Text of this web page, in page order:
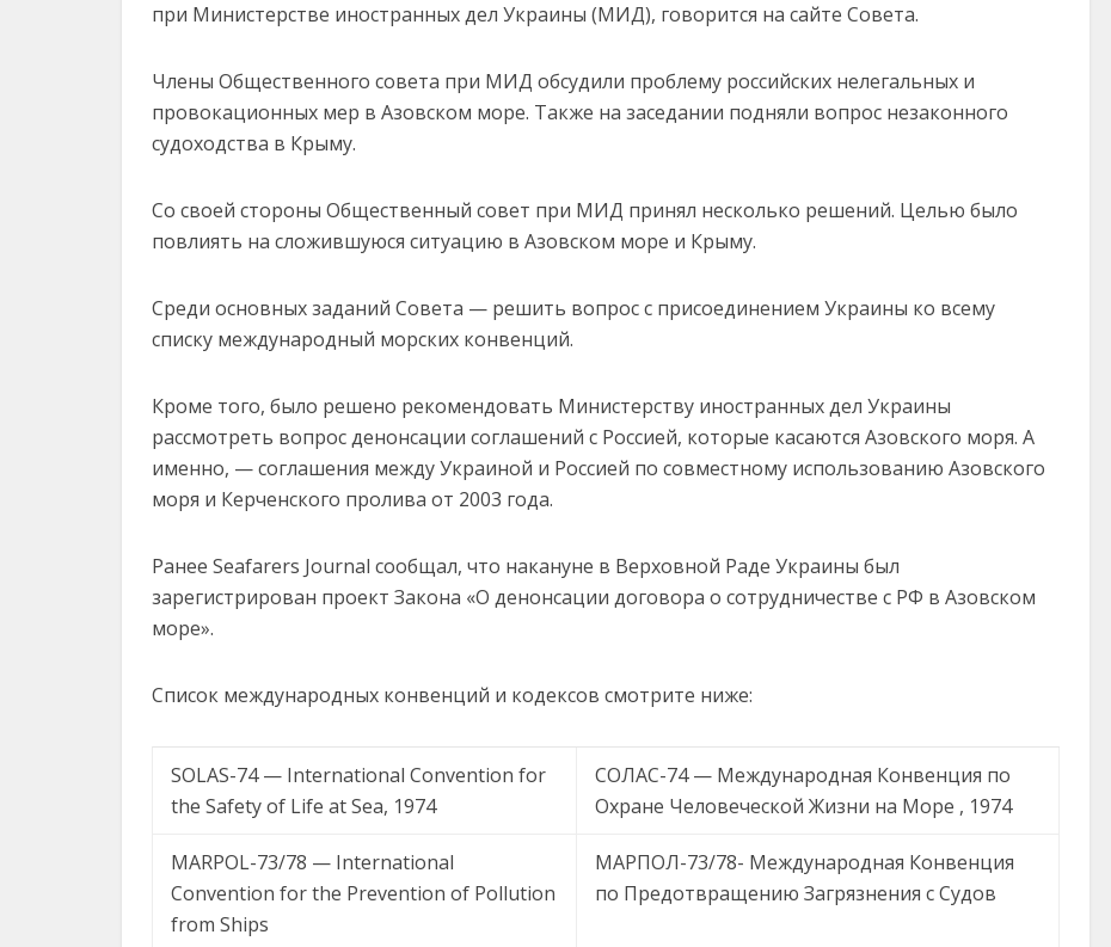
при Министерстве иностранных дел Украины (МИД), говорится на сайте Совета.
Члены Общественного совета при МИД обсудили проблему российских нелегальных и
провокационных мер в Азовском море. Также на заседании подняли вопрос незаконного
судоходства в Крыму.
Со своей стороны Общественный совет при МИД принял несколько решений. Целью было
повлиять на сложившуюся ситуацию в Азовском море и Крыму.
Среди основных заданий Совета — решить вопрос с присоединением Украины ко всему
списку международный морских конвенций.
Кроме того, было решено рекомендовать Министерству иностранных дел Украины
рассмотреть вопрос денонсации соглашений с Россией, которые касаются Азовского моря. А
именно, — соглашения между Украиной и Россией по совместному использованию Азовского
моря и Керченского пролива от 2003 года.
Ранее Seafarers Journal сообщал, что накануне в Верховной Раде Украины был
зарегистрирован проект Закона «О денонсации договора о сотрудничестве с РФ в Азовском
море».
Список международных конвенций и кодексов смотрите ниже:
SOLAS-74 — International Convention for
the Safety of Life at Sea, 1974
СОЛАС-74 — Международная Конвенция по
Охране Человеческой Жизни на Море , 1974
MARPOL-73/78 — International
Convention for the Prevention of Pollution
from Ships
МАРПОЛ-73/78- Международная Конвенция
по Предотвращению Загрязнения с Судов